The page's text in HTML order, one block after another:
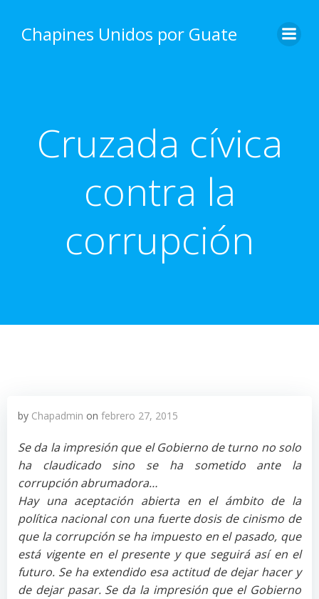
content
Chapines Unidos por Guate
Cruzada cívica
contra la
corrupción
by Chapadmin on febrero 27, 2015
Se da la impresión que el Gobierno de turno no solo
ha claudicado sino se ha sometido ante la
corrupción abrumadora…
Hay una aceptación abierta en el ámbito de la
política nacional con una fuerte dosis de cinismo de
que la corrupción se ha impuesto en el pasado, que
está vigente en el presente y que seguirá así en el
futuro. Se ha extendido esa actitud de dejar hacer y
de dejar pasar. Se da la impresión que el Gobierno